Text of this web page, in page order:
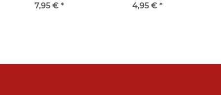
7,95 € *
4,95 € *